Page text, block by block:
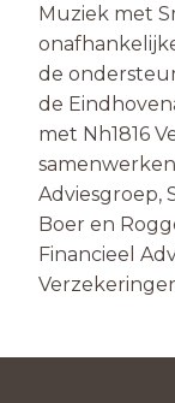
Muziek met
de
de
met Nh1816
Adviesgroep,
Boer en
Financieel